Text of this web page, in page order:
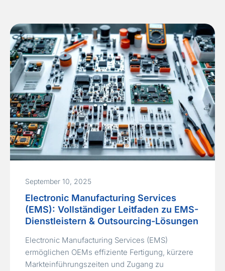
September 10, 2025
Electronic Manufacturing Services
(EMS): Vollständiger Leitfaden zu EMS-
Dienstleistern & Outsourcing-Lösungen
Electronic Manufacturing Services (EMS)
ermöglichen OEMs effiziente Fertigung, kürzere
Markteinführungszeiten und Zugang zu